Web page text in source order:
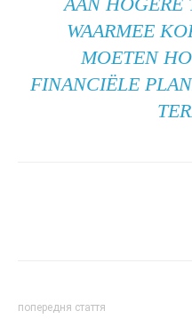
WAARMEE
MOETEN
FINANCIËLE
попередня стаття